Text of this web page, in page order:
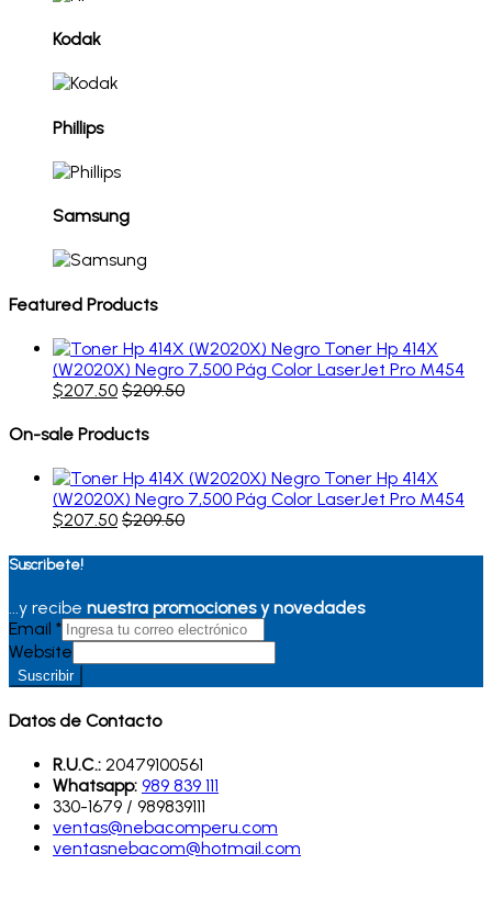
Kodak
Phillips
Samsung
Featured Products
Toner Hp 414X
(W2020X) Negro 7,500 Pág Color LaserJet Pro M454
$207.50 $209.50
On-sale Products
Toner Hp 414X
(W2020X) Negro 7,500 Pág Color LaserJet Pro M454
$207.50 $209.50
Suscribete!
...y recibe nuestra promociones y novedades
Email *
Website
Suscribir
Datos de Contacto
R.U.C.: 20479100561
Whatsapp: 989 839 111
330-1679 / 989839111
ventas@nebacomperu.com
ventasnebacom@hotmail.com